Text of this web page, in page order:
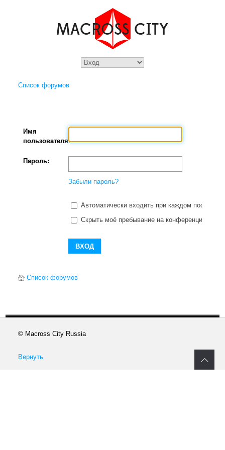
Список форумов
Имя
пользователя:
Пароль:
Забыли пароль?
Автоматически входить при каждом
Скрыть моё пребывание на конференции в
Список форумов
© Macross City Russia
Вернуть